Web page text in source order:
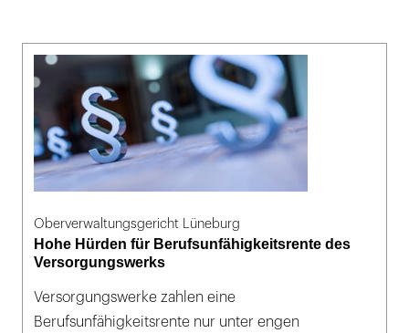
Oberverwaltungsgericht Lüneburg
Hohe Hürden für Berufsunfähigkeitsrente des
Versorgungswerks
Versorgungswerke zahlen eine
Berufsunfähigkeitsrente nur unter engen